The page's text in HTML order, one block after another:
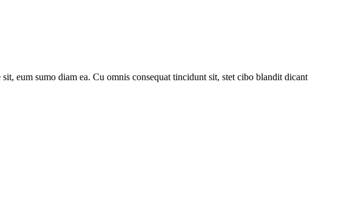
eum sumo diam ea. Cu omnis consequat tincidunt sit, stet cibo blandit dicant